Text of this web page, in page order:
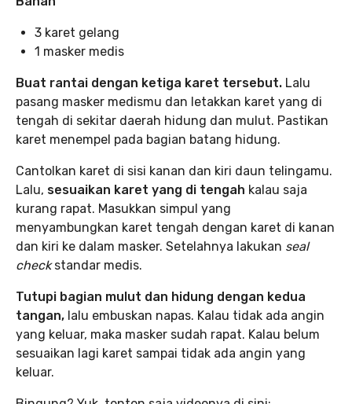
3 karet gelang
1 masker medis
Buat rantai dengan ketiga karet tersebut. Lalu
pasang masker medismu dan letakkan karet yang di
tengah di sekitar daerah hidung dan mulut. Pastikan
karet menempel pada bagian batang hidung.
Cantolkan karet di sisi kanan dan kiri daun telingamu.
Lalu, sesuaikan karet yang di tengah kalau saja
kurang rapat. Masukkan simpul yang
menyambungkan karet tengah dengan karet di kanan
dan kiri ke dalam masker. Setelahnya lakukan seal
checkstandar medis.
Tutupi bagian mulut dan hidung dengan kedua
tangan, lalu embuskan napas. Kalau tidak ada angin
yang keluar, maka masker sudah rapat. Kalau belum
sesuaikan lagi karet sampai tidak ada angin yang
keluar.